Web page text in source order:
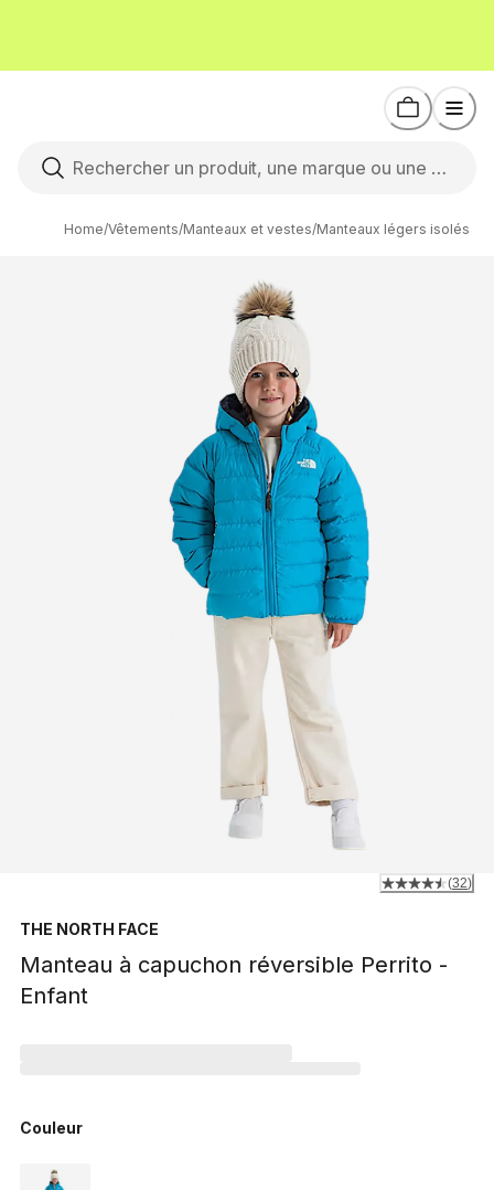
Home/Vêtements/Manteaux et vestes/Manteaux légers isolés
THE NORTH FACE
Manteau à capuchon réversible Perrito -
Enfant
(32)
Couleur